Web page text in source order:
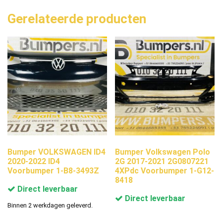
Gerelateerde producten
Bumper VOLKSWAGEN ID4
2020-2022 ID4
Voorbumper 1-B8-3493Z
Direct leverbaar
Binnen 2 werkdagen geleverd.
Bumper Volkswagen Polo
2G 2017-2021 2G0807221
4XPdc Voorbumper 1-G12-
8418
Direct leverbaar